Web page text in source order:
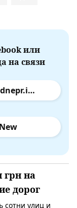
или
на связи
facebook.com/novosti.dnepr.info
грн на
дорог
сотни улиц и